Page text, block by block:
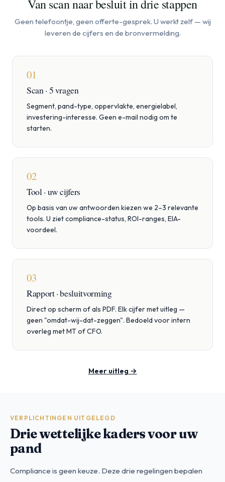
Van scan naar besluit in drie stappen
Geen telefoontje, geen offerte-gesprek. U werkt zelf — wij
leveren de cijfers en de bronvermelding.
01
Scan · 5 vragen
Segment, pand-type, oppervlakte, energielabel,
investering-interesse. Geen e-mail nodig om te
starten.
02
Tool · uw cijfers
Op basis van uw antwoorden kiezen we 2–3 relevante
tools. U ziet compliance-status, ROI-ranges, EIA-
voordeel.
03
Rapport · besluitvorming
Direct op scherm of als PDF. Elk cijfer met uitleg —
geen "omdat-wij-dat-zeggen". Bedoeld voor intern
overleg met MT of CFO.
Meer uitleg →
VERPLICHTINGEN UITGELEGD
Drie wettelijke kaders voor uw
pand
Compliance is geen keuze. Deze drie regelingen bepalen